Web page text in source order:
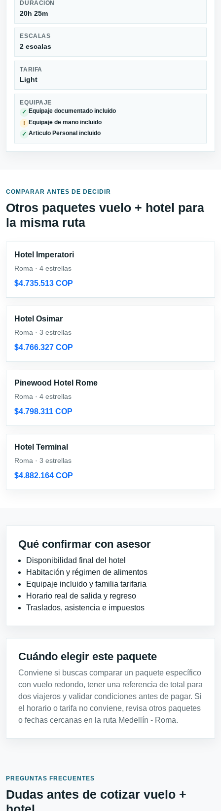
DURACIÓN
20h 25m
ESCALAS
2 escalas
TARIFA
Light
EQUIPAJE
✓ Equipaje documentado incluido
! Equipaje de mano incluido
✓ Articulo Personal incluido
COMPARAR ANTES DE DECIDIR
Otros paquetes vuelo + hotel para
la misma ruta
Hotel Imperatori
Roma · 4 estrellas
$4.735.513 COP
Hotel Osimar
Roma · 3 estrellas
$4.766.327 COP
Pinewood Hotel Rome
Roma · 4 estrellas
$4.798.311 COP
Hotel Terminal
Roma · 3 estrellas
$4.882.164 COP
Qué confirmar con asesor
Disponibilidad final del hotel
Habitación y régimen de alimentos
Equipaje incluido y familia tarifaria
Horario real de salida y regreso
Traslados, asistencia e impuestos
Cuándo elegir este paquete
Conviene si buscas comparar un paquete específico
con vuelo redondo, tener una referencia de total para
dos viajeros y validar condiciones antes de pagar. Si
el horario o tarifa no conviene, revisa otros paquetes
o fechas cercanas en la ruta Medellín - Roma.
PREGUNTAS FRECUENTES
Dudas antes de cotizar vuelo +